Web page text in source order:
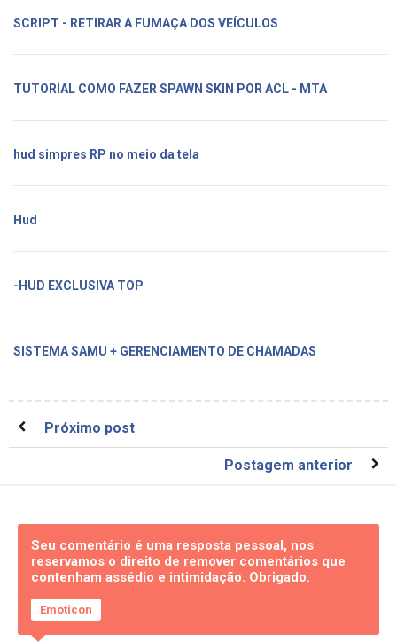
SCRIPT - RETIRAR A FUMAÇA DOS VEÍCULOS
TUTORIAL COMO FAZER SPAWN SKIN POR ACL - MTA
hud simpres RP no meio da tela
Hud
-HUD EXCLUSIVA TOP
SISTEMA SAMU + GERENCIAMENTO DE CHAMADAS
Próximo post
Postagem anterior
Seu comentário é uma resposta pessoal, nos
reservamos o direito de remover comentários que
contenham assédio e intimidação. Obrigado.
Emoticon